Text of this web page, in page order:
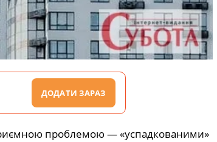
ДОДАТИ ЗАРАЗ
проблемою — «успадкованими»